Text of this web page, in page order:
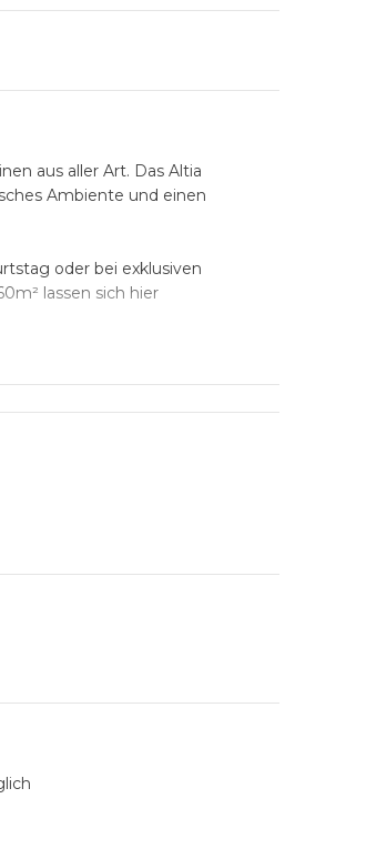
aus aller Art. Das Altia
Ambiente und einen
oder bei exklusiven
lassen sich hier